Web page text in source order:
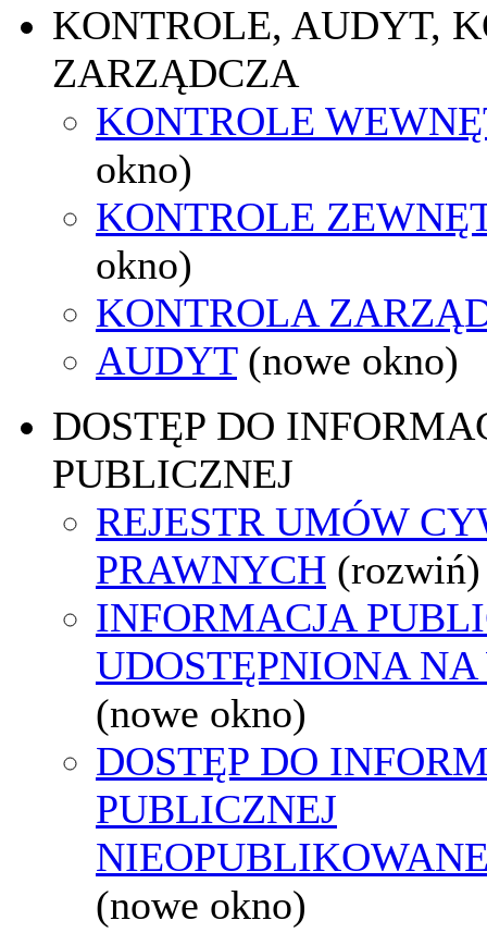
KONTROLE, AUDYT,
ZARZĄDCZA
KONTROLE
okno)
KONTROLE
okno)
KONTROLA
AUDYT (nowe okno)
DOSTĘP DO
PUBLICZNEJ
REJESTR UMÓW
PRAWNYCH (rozwiń)
INFORMACJA
UDOSTĘPNIONA
(nowe okno)
DOSTĘP DO
PUBLICZNEJ
(nowe okno)